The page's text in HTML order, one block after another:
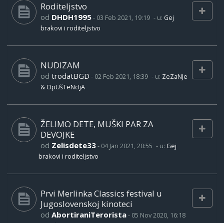
Roditeljstvo
od DHDH1995- 03 Feb 2021, 19:19 - u: Gej
brakovi i roditeljstvo
NUDIZAM
od trodatBGD - 02 Feb 2021, 18:39 - u: ZeZaNJe
& OpUšTeNcIjA
ŽELIMO DETE, MUŠKI PAR ZA
DEVOJKE
od Zelisdete33- 04 Jan 2021, 20:55 - u: Gej
brakovi i roditeljstvo
Prvi Merlinka Classics festival u
Jugoslovenskoj kinoteci
od AbortiraniTerorista- 05 Nov 2020, 16:18